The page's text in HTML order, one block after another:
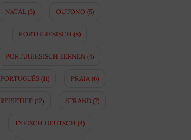
NATAL(3) OUTONO (5)
PORTUGIESISCH (8)
PORTUGIESISCH LERNEN(4)
PORTUGUÊS (11) PRAIA (6)
REISETIPP(12) STRAND(7)
TYPISCH DEUTSCH (4)